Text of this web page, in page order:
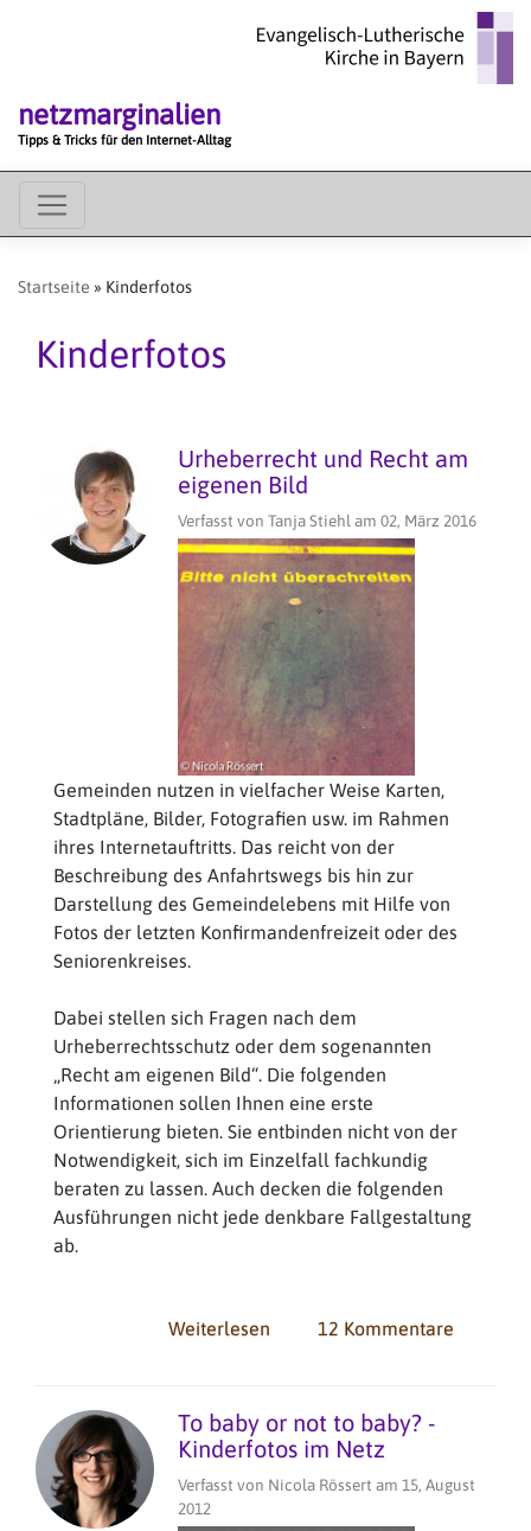
netzmarginalien
Tipps & Tricks für den Internet-Alltag
MAIN
MENU
Startseite Kinderfotos
Kinderfotos
Urheberrecht und Recht am
eigenen Bild
Verfasst von Tanja Stiehl am 02, März 2016
Gemeinden nutzen in vielfacher Weise Karten,
Stadtpläne, Bilder, Fotografien usw. im Rahmen
ihres Internetauftritts. Das reicht von der
Beschreibung des Anfahrtswegs bis hin zur
Darstellung des Gemeindelebens mit Hilfe von
Fotos der letzten Konfirmandenfreizeit oder des
Seniorenkreises.
Dabei stellen sich Fragen nach dem
Urheberrechtsschutz oder dem sogenannten
„Recht am eigenen Bild“. Die folgenden
Informationen sollen Ihnen eine erste
Orientierung bieten. Sie entbinden nicht von der
Notwendigkeit, sich im Einzelfall fachkundig
beraten zu lassen. Auch decken die folgenden
Ausführungen nicht jede denkbare Fallgestaltung
ab.
Weiterlesen
Recht
am
12 Kommentare
To baby or not to baby? -
Kinderfotos im Netz
Verfasst von Nicola Rössert am 15, August
2012